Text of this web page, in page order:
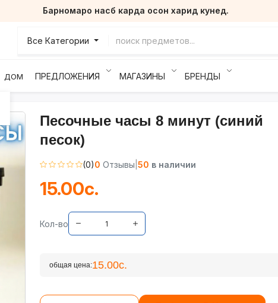
Барномаро насб карда осон харид кунед.
Все Категории
ДОМ ПРЕДЛОЖЕНИЯ МАГАЗИНЫ БРЕНДЫ
Песочные часы 8 минут (синий
песок)
(0)0 Отзывы 50 в наличии
15.00с.
Кол-во
общая цена:15.00с.